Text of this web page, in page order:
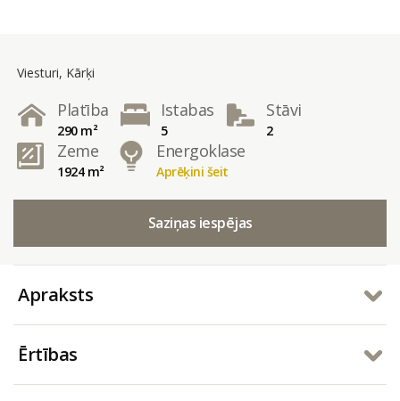
Viesturi, Kārķi
Platība
290 m²
Istabas
5
Stāvi
2
Zeme
1924 m²
Energoklase
Aprēķini šeit
Saziņas iespējas
Apraksts
Ērtības